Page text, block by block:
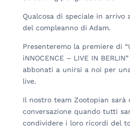
Qualcosa di speciale in arrivo
del compleanno di Adam.
Presenteremo la premiere di
iNNOCENCE – LIVE IN
abbonati a unirsi a noi per
live.
Il nostro team Zootopian
conversazione quando tutti
condividere i loro ricordi del